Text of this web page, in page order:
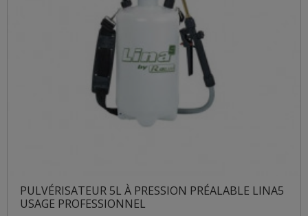
PULVÉRISATEUR 5L À PRESSION PRÉALABLE LINA5
USAGE PROFESSIONNEL